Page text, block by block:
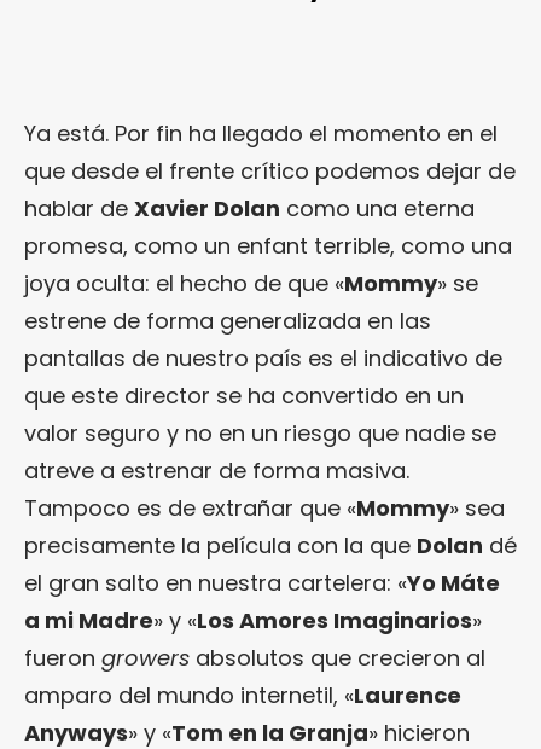
Ya está. Por fin ha llegado el momento en el
que desde el frente crítico podemos dejar de
hablar de Xavier Dolan como una eterna
promesa, como un enfant terrible, como una
joya oculta: el hecho de que «Mommy» se
estrene de forma generalizada en las
pantallas de nuestro país es el indicativo de
que este director se ha convertido en un
valor seguro y no en un riesgo que nadie se
atreve a estrenar de forma masiva.
Tampoco es de extrañar que «Mommy» sea
precisamente la película con la que Dolan dé
el gran salto en nuestra cartelera: «Yo Máte
a mi Madre» y «Los Amores Imaginarios»
fueron growers absolutos que crecieron al
amparo del mundo internetil, «Laurence
Anyways» y «Tom en la Granja» hicieron